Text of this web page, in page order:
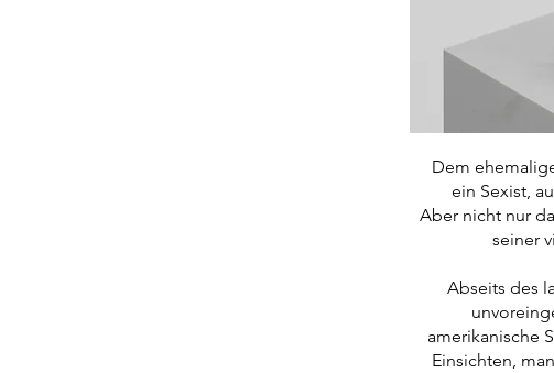
Dem
ein Sexist,
Aber nicht nur
seiner
Abseits des
amerikanische
Einsichten,